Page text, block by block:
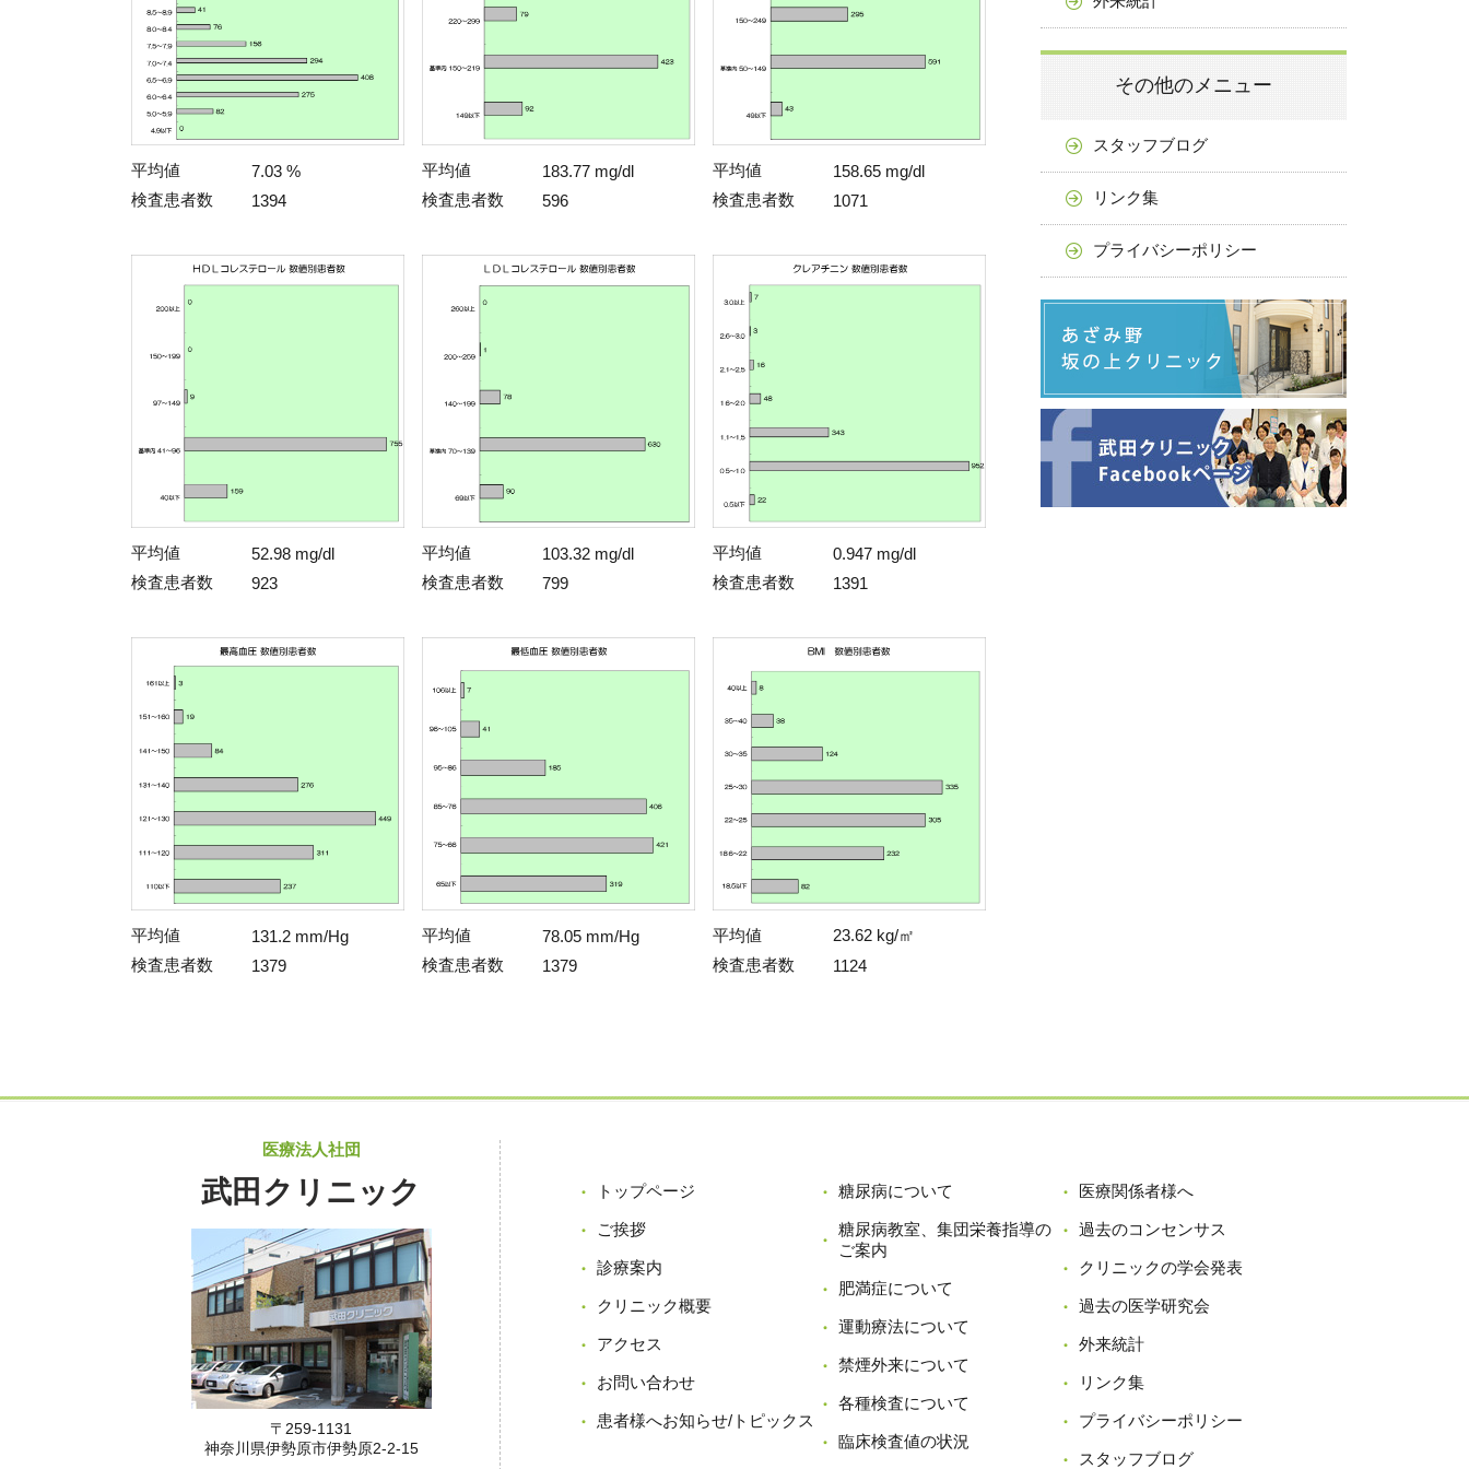
平均値
7.03 %
検査患者数
1394
平均値
183.77 mg/dl
検査患者数
596
平均値
158.65 mg/dl
検査患者数
1071
平均値
52.98 mg/dl
検査患者数
923
平均値
103.32 mg/dl
検査患者数
799
平均値
0.947 mg/dl
検査患者数
1391
平均値
131.2 mm/Hg
検査患者数
1379
平均値
78.05 mm/Hg
検査患者数
1379
平均値
23.62 kg/㎡
検査患者数
1124
その他のメニュー
スタッフブログ
リンク集
プライバシーポリシー
トップページ
ご挨拶
診療案内
クリニック概要
アクセス
お問い合わせ
患者様へお知らせ/トピックス
糖尿病について
糖尿病教室、集団栄養指導の
ご案内
肥満症について
運動療法について
禁煙外来について
各種検査について
臨床検査値の状況
医療関係者様へ
過去のコンセンサス
クリニックの学会発表
過去の医学研究会
外来統計
リンク集
プライバシーポリシー
スタッフブログ
医療法人社団
武田クリニック
〒259-1131
神奈川県伊勢原市伊勢原2-2-15